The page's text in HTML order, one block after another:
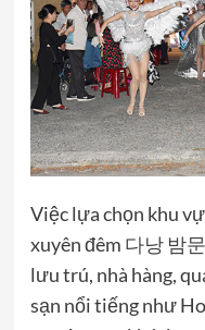
Việc lựa chọn khu
xuyên đêm 다낭 밤
lưu trú, nhà hàng,
sạn nổi tiếng như